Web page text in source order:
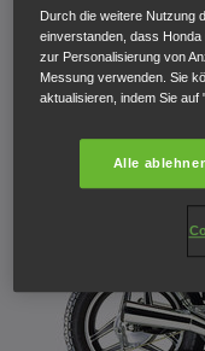
Hier findest du alle
und Reifenhersteller.
Durch die weitere Nutzung
einverstanden, dass
zur Personalisierung von
Messung verwenden. Sie
aktualisieren, indem Sie
Alle